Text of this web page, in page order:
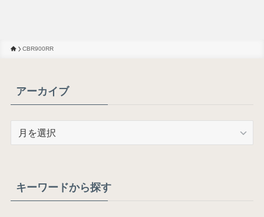
CBR900RR
アーカイブ
ブキーワードから探す